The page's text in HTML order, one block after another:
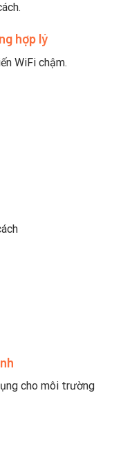
hợp lý
WiFi chậm.
cho môi trường